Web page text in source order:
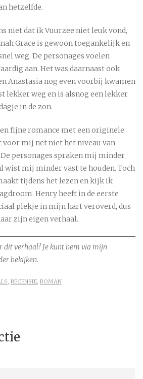
hetzelfde.
niet dat ik Vuurzee niet leuk vond,
Grace is gewoon toegankelijk en
weg. De personages voelen
aan. Het was daarnaast ook
Anastasia nog even voorbij kwamen
lekker weg en is alsnog een lekker
in de zon.
fijne romance met een originele
mij net niet het niveau van
personages spraken mij minder
wist mij minder vast te houden. Toch
tijdens het lezen en kijk ik
Henry heeft in de eerste
plekje in mijn hart veroverd, dus
zijn eigen verhaal.
dit verhaal? Je kunt hem via mijn
bekijken.
, RECENSIE, ROMAN